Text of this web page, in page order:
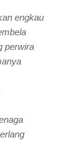
engkau
perwira